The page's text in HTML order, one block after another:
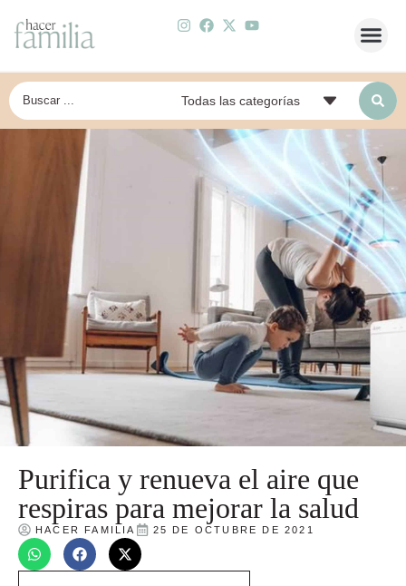
Purifica y renueva el aire que
respiras para mejorar la salud
HACER FAMILIA 25 DE OCTUBRE DE 2021